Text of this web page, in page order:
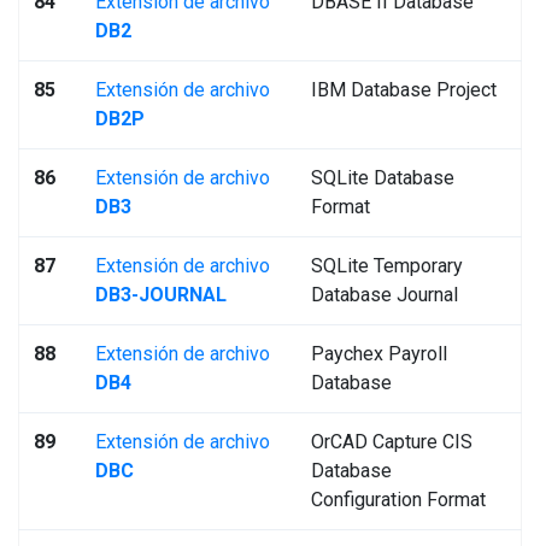
DB2
85
Extensión de archivo
DB2P
IBM Database Project
86
Extensión de archivo
DB3
SQLite Database
Format
87
Extensión de archivo
DB3-JOURNAL
SQLite Temporary
Database Journal
88
Extensión de archivo
DB4
Paychex Payroll
Database
89
Extensión de archivo
DBC
OrCAD Capture CIS
Database
Configuration Format